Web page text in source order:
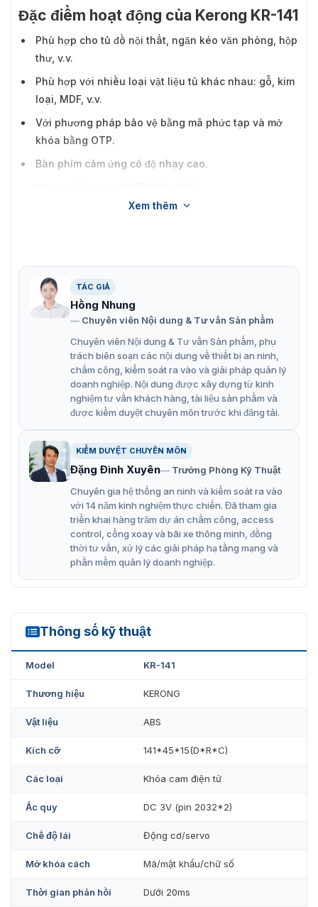
Đặc điểm hoạt động của Kerong KR-141
Phù hợp cho tủ đồ nội thất, ngăn kéo văn phòng, hộp
thư, v.v.
Phù hợp với nhiều loại vật liệu tủ khác nhau: gỗ, kim
loại, MDF, v.v.
Với phương pháp bảo vệ bằng mã phức tạp và mở
khóa bằng OTP.
Bàn phím cảm ứng có độ nhạy cao.
Màu sắc có thể tùy chỉnh, nhiều lựa chọn
Xem thêm
TÁC GIẢ
Hồng Nhung
Chuyên viên Nội dung & Tư vấn Sản phẩm
Chuyên viên Nội dung & Tư vấn Sản phẩm, phụ
trách biên soạn các nội dung về thiết bị an ninh,
chấm công, kiểm soát ra vào và giải pháp quản lý
doanh nghiệp. Nội dung được xây dựng từ kinh
nghiệm tư vấn khách hàng, tài liệu sản phẩm và
được kiểm duyệt chuyên môn trước khi đăng tải.
KIỂM DUYỆT CHUYÊN MÔN
Đặng Đình Xuyên
Trưởng Phòng Kỹ Thuật
Chuyên gia hệ thống an ninh và kiểm soát ra vào
với 14 năm kinh nghiệm thực chiến. Đã tham gia
triển khai hàng trăm dự án chấm công, access
control, cổng xoay và bãi xe thông minh, đồng
thời tư vấn, xử lý các giải pháp hạ tầng mạng và
phần mềm quản lý doanh nghiệp.
Thông số kỹ thuật
KR-141
Model KR-141
Thương hiệu KERONG
Vật liệu ABS
Kích cỡ 141*45*15(D*R*C)
Các loại Khóa cam điện tử
Ắc quy DC 3V (pin 2032*2)
Chế độ lái Động cơ/servo
Mở khóa cách Mã/mật khẩu/chữ số
Thời gian phản hồi Dưới 20ms